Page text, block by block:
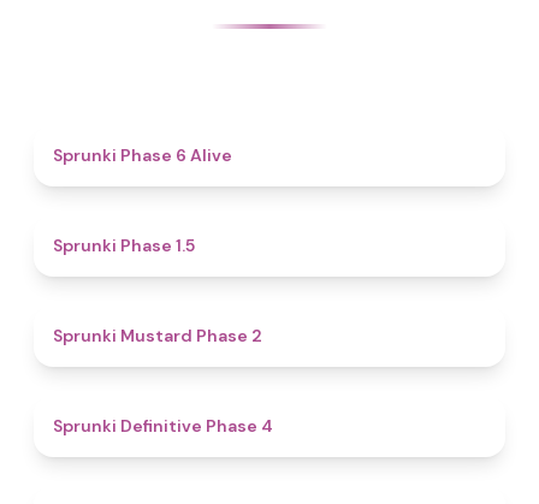
Sprunki Phase 6 Alive
Sprunki Phase 1.5
Sprunki Mustard Phase 2
Sprunki Definitive Phase 4